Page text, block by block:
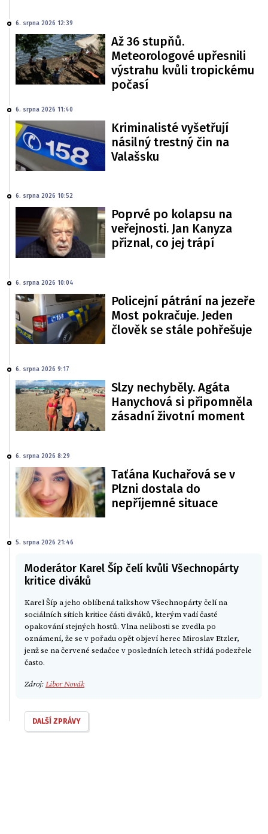
6. srpna 2026 12:39
Až 36 stupňů.
Meteorologové upřesnili
výstrahu kvůli tropickému
počasí
6. srpna 2026 11:40
Kriminalisté vyšetřují
násilný trestný čin na
Valašsku
6. srpna 2026 10:52
Poprvé po kolapsu na
veřejnosti. Jan Kanyza
přiznal, co jej trápí
6. srpna 2026 10:04
Policejní pátrání na jezeře
Most pokračuje. Jeden
člověk se stále pohřešuje
6. srpna 2026 9:17
Slzy nechyběly. Agáta
Hanychová si připomněla
zásadní životní moment
6. srpna 2026 8:29
Taťána Kuchařová se v
Plzni dostala do
nepříjemné situace
5. srpna 2026 21:46
Moderátor Karel Šíp čelí kvůli Všechnopárty
kritice diváků
Karel Šíp a jeho oblíbená talkshow Všechnopárty čelí na
sociálních sítích kritice části diváků, kterým vadí časté
opakování stejných hostů. Vlna nelibosti se zvedla po
oznámení, že se v pořadu opět objeví herec Miroslav Etzler,
jenž se na červené sedačce v posledních letech střídá podezřele
často.
Zdroj:Libor Novák
DALŠÍ ZPRÁVY